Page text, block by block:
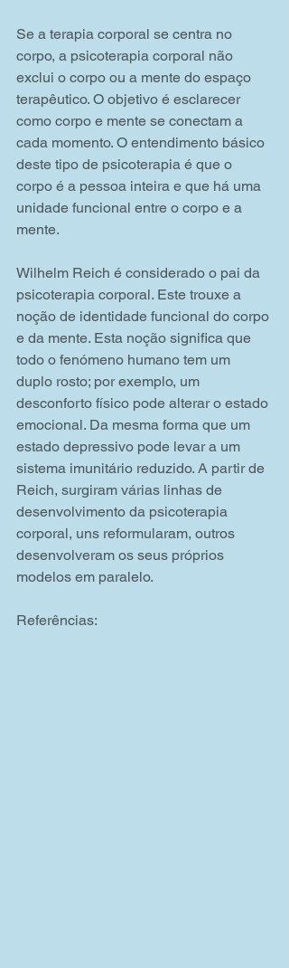
Se a terapia corporal se centra no
corpo, a psicoterapia corporal não
exclui o corpo ou a mente do espaço
terapêutico. O objetivo é esclarecer
como corpo e mente se conectam a
cada momento. O entendimento básico
deste tipo de psicoterapia é que o
corpo é a pessoa inteira e que há uma
unidade funcional entre o corpo e a
mente.
Wilhelm Reich é considerado o pai da
psicoterapia corporal. Este trouxe a
noção de identidade funcional do corpo
e da mente. Esta noção significa que
todo o fenómeno humano tem um
duplo rosto; por exemplo, um
desconforto físico pode alterar o estado
emocional. Da mesma forma que um
estado depressivo pode levar a um
sistema imunitário reduzido. A partir de
Reich, surgiram várias linhas de
desenvolvimento da psicoterapia
corporal, uns reformularam, outros
desenvolveram os seus próprios
modelos em paralelo.
Referências: